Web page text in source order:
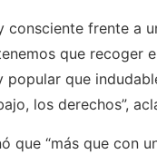
consciente frente a
que recoger
que
los derechos”,
que “más que con